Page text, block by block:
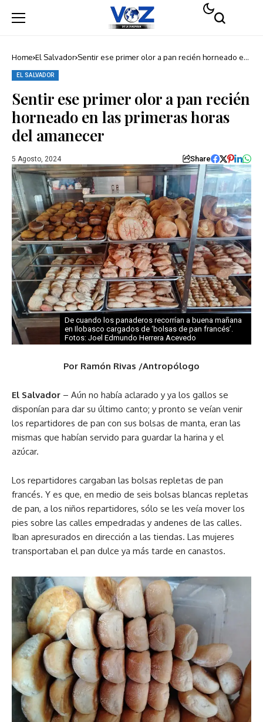
Home El Salvador Sentir ese primer olor a pan recién horneado en
EL SALVADOR
Sentir ese primer olor a pan recién
horneado en las primeras horas
del amanecer
5 Agosto, 2024 Share
De cuando los panaderos recorrían a buena mañana
en Ilobasco cargados de ‘bolsas de pan francés’.
Fotos: Joel Edmundo Herrera Acevedo
Por Ramón Rivas /Antropólogo
El Salvador – Aún no había aclarado y ya los gallos se
disponían para dar su último canto; y pronto se veían venir
los repartidores de pan con sus bolsas de manta, eran las
mismas que habían servido para guardar la harina y el
azúcar.
Los repartidores cargaban las bolsas repletas de pan
francés. Y es que, en medio de seis bolsas blancas repletas
de pan, a los niños repartidores, sólo se les veía mover los
pies sobre las calles empedradas y andenes de las calles.
Iban apresurados en dirección a las tiendas. Las mujeres
transportaban el pan dulce ya más tarde en canastos.